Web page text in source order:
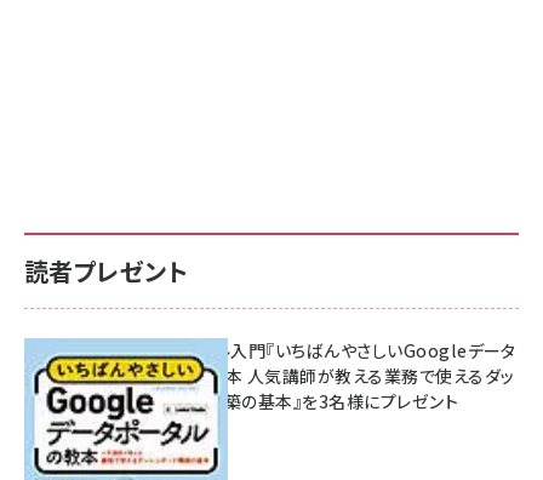
読者プレゼント
無料BIツール入門『いちばんやさしいGoogleデータ
ポータルの教本 人気講師が教える業務で使えるダッ
シュボード構築の基本』を3名様にプレゼント
7月31日 10:00